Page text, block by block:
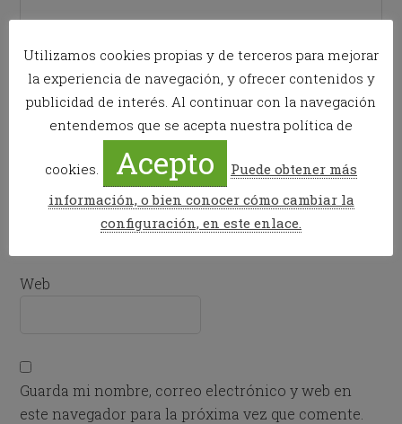
Nombre
Correo electrónico*
Web
Guarda mi nombre, correo electrónico y web en
este navegador para la próxima vez que comente.
Utilizamos cookies propias y de terceros para mejorar
la experiencia de navegación, y ofrecer contenidos y
publicidad de interés. Al continuar con la navegación
entendemos que se acepta nuestra política de
cookies. Acepto
Puede obtener más
información, o bien conocer cómo cambiar la
configuración, en este enlace.